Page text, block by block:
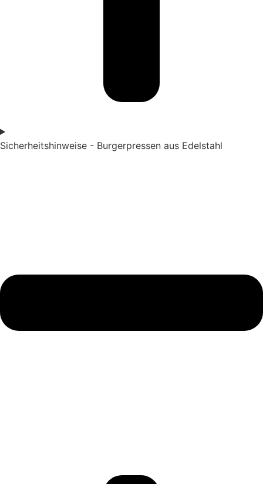
Sicherheitshinweise - Burgerpressen aus Edelstahl